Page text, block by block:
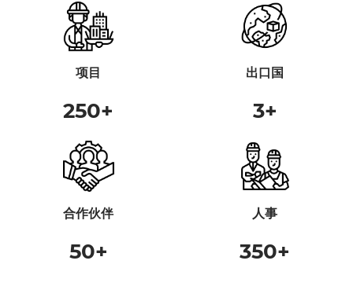
项目
250+
出口国
3+
合作伙伴
50+
人事
350+